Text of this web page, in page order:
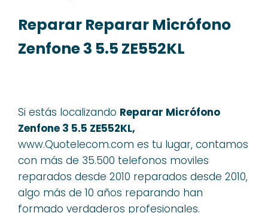
Reparar Reparar Micrófono
Zenfone 3 5.5 ZE552KL
Si estás localizando Reparar Micrófono
Zenfone 3 5.5 ZE552KL,
www.Quotelecom.com es tu lugar, contamos
con más de 35.500 telefonos moviles
reparados desde 2010 reparados desde 2010,
algo más de 10 años reparando han
formado verdaderos profesionales.